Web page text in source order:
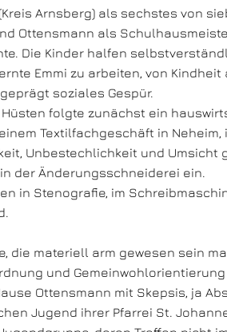
Arnsberg) als sechstes von
Ottensmann als
Die Kinder halfen
Emmi zu arbeiten, von
soziales Gespür.
folgte zunächst ein
Textilfachgeschäft in
Unbestechlichkeit und Umsicht
der Änderungsschneiderei ein.
in Stenografie, im
die materiell arm gewesen sein
und
Ottensmann mit Skepsis, ja
Jugend ihrer Pfarrei St.